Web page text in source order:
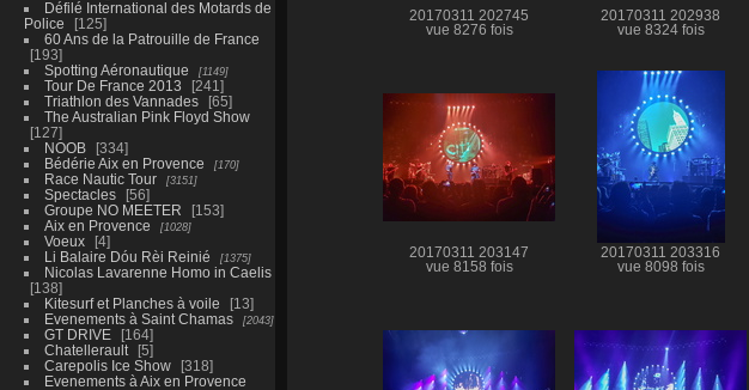
Défilé International des Motards de
Police
125
60 Ans de la Patrouille de France
193
Spotting Aéronautique
1149
Tour De France 2013
241
Triathlon des Vannades
65
The Australian Pink Floyd Show
127
NOOB
334
Bédérie Aix en Provence
170
Race Nautic Tour 3151
Spectacles
56
Groupe NO MEETER
153
Aix en Provence
1028
Voeux
4
Li Balaire Dóu Rèi Reinié
1375
Nicolas Lavarenne Homo in Caelis
138
Kitesurf et Planches à voile
13
Evenements à Saint Chamas
2043
GT DRIVE
164
Chatellerault
5
Carepolis Ice Show
318
Evenements à Aix en Provence
20170311 202745
vue 8276 fois
20170311 202938
vue 8324 fois
20170311 203147
vue 8158 fois
20170311 203316
vue 8098 fois